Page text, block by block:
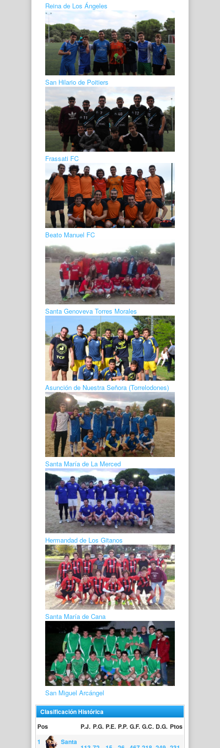
Reina de Los Ángeles
San Hilario de Poitiers
Frassati FC
Beato Manuel FC
Santa Genoveva Torres Morales
Asunción de Nuestra Señora (Torrelodones)
Santa María de La Merced
Hermandad de Los Gitanos
Santa María de Cana
San Miguel Arcángel
Clasificación Histórica
Pos
P.J. P.G. P.E. P.P. G.F. G.C. D.G. Ptos
1
Santa